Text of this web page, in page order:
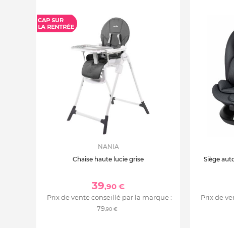
Dès lors que le produit sera expédié il ne sera
retourner, hormis défaut ou casse sur celui-ci.
NANIA
Chaise haute lucie grise
39,90 €
Prix de vente conseillé par la marque :
79,90 €
Siège
Prix de